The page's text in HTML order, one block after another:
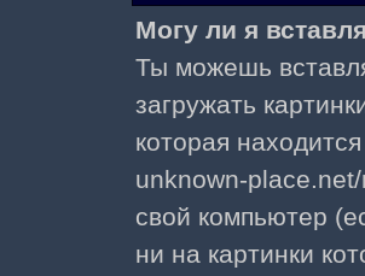
Могу ли я
Ты можешь
загружать
которая
unknown-
свой компьютер
ни на картинки